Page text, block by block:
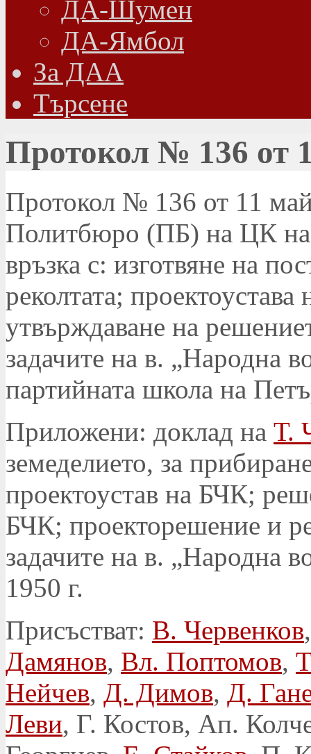
ДА-Шумен
ДА-Ямбол
Зa ДАА
Търсене
Протокол № 136 от
Протокол № 136 от 11 май
Политбюро (ПБ) на ЦК на
връзка с: изготвяне на
реколтата;
утвърждаване на
задачите на в. „Народна
партийната школа на
Приложени: доклад на Т.
земеделието, за
проектоустав на БЧК;
БЧК; проекторешение и
задачите на в. „Народна
1950 г.
Присъстват: В. Червенков
Дамянов, Вл. Поптомов,
Нейчев, Д. Димов, Д.
Леви, Г. Костов, Ап.